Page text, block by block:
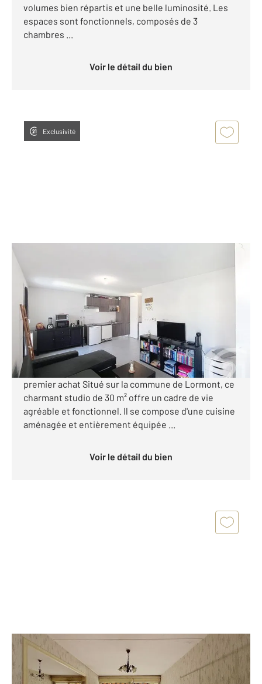
volumes bien répartis et une belle luminosité. Les
espaces sont fonctionnels, composés de 3
chambres ...
Voir le détail du bien
Exclusivité
Ref : 8812
Appartement F1 à vendre
87 000 €
Visiter le site dédié
Studio 30 m² à Lormont Idéal investisseur ou
premier achat Situé sur la commune de Lormont, ce
charmant studio de 30 m² offre un cadre de vie
agréable et fonctionnel. Il se compose d'une cuisine
aménagée et entièrement équipée ...
Voir le détail du bien
LORMONT 33
85 m
, 4 pièces
Ref : 12986